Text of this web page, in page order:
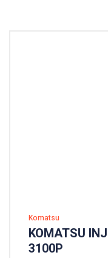
Komatsu
KOMATSU
3100P